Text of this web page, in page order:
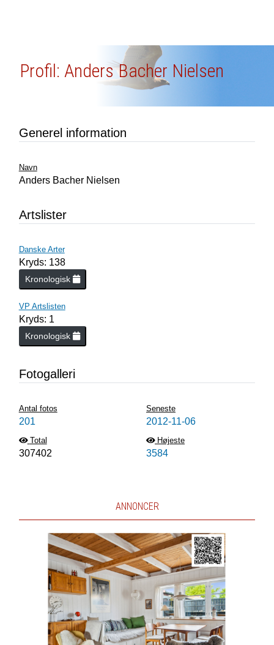
Profil: Anders Bacher Nielsen
Generel information
Navn
Anders Bacher Nielsen
Artslister
Danske Arter
Kryds: 138
Kronologisk
VP Artslisten
Kryds: 1
Kronologisk
Fotogalleri
Antal fotos
201
Seneste
2012-11-06
Total
307402
Højeste
3584
ANNONCER